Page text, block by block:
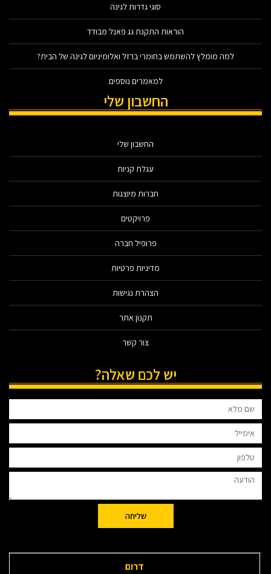
סוגי גדרות לגינה
הוראות התקנת גג פאנל מבודד
למה מומלץ להשתמש בחומרי ברזל ואלומיניום לגינה של הבית?
למאמרים נוספים
החשבון שלי
החשבון שלי
עגלת קניות
חברות מיוצגות
פרויקטים
פרופיל חברה
מדיניות פרטיות
הצהרת נגישות
תקנון אתר
צור קשר
יש לכם שאלה?
שליחה
דרום